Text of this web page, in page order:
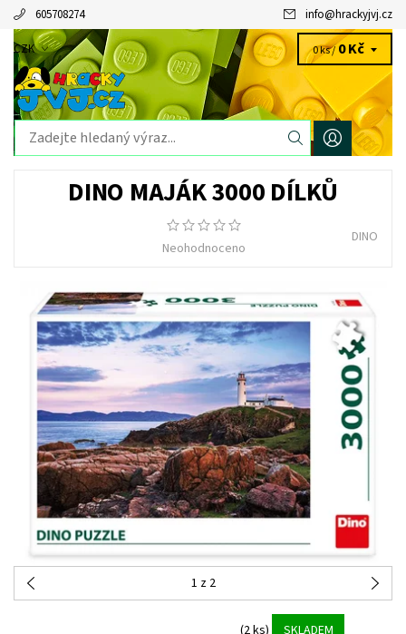
605708274 info@hrackyjvj.cz
CZK 0 ks /0 Kč
DINO MAJÁK 3000 DÍLKŮ
Neohodnoceno
DINO
1 z 2
(2 ks)
SKLADEM